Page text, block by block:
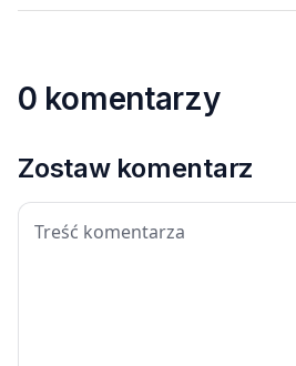
0 komentarzy
Zostaw komentarz